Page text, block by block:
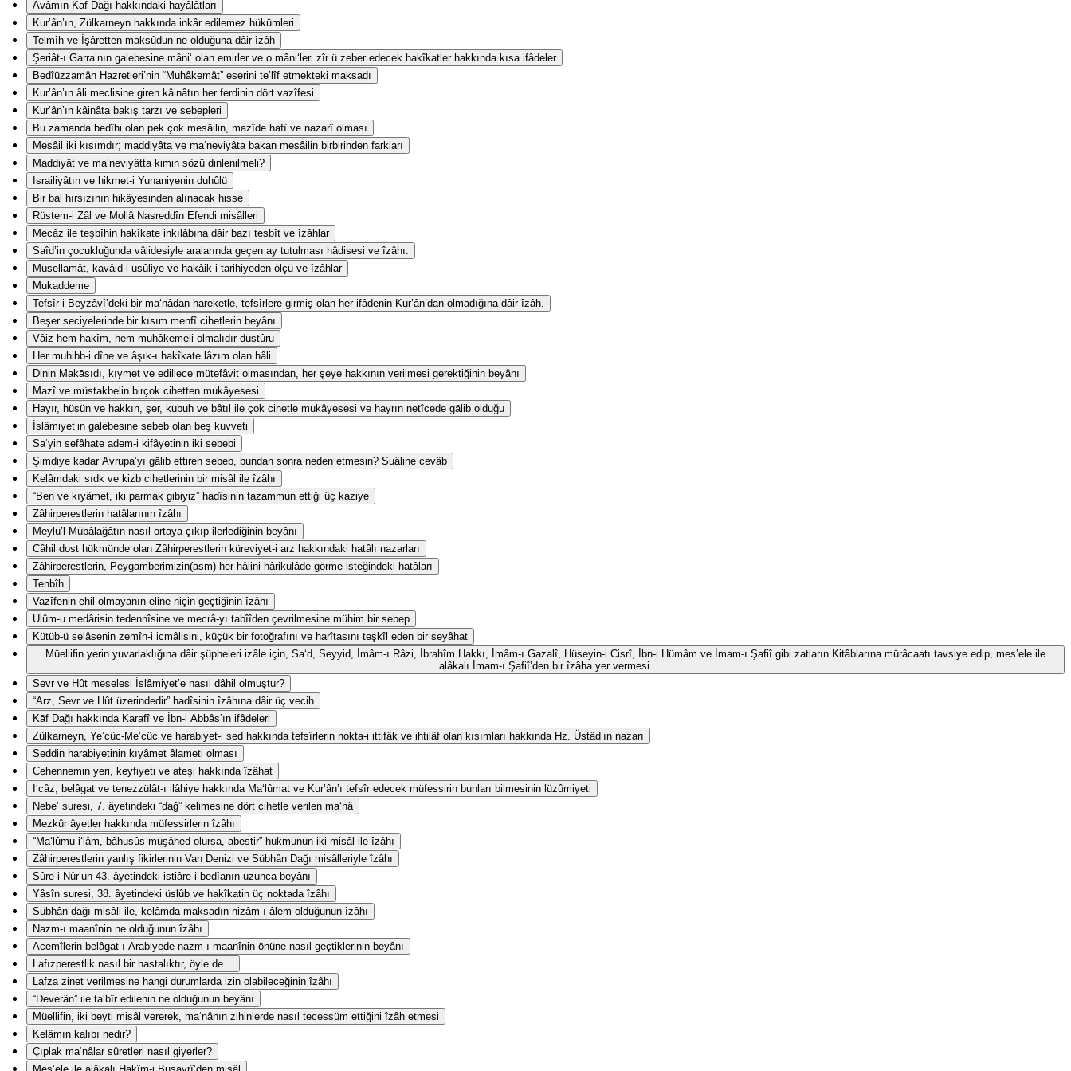
Avâmın Kāf Dağı hakkındaki hayâlâtları
Kur’ân’ın, Zülkarneyn hakkında inkâr edilemez hükümleri
Telmîh ve İşâretten maksûdun ne olduğuna dâir îzâh
Şeriât-ı Garra’nın galebesine mâni‘ olan emirler ve o mâni‘leri zîr ü zeber edecek hakîkatler hakkında kısa ifâdeler
Bedîüzzamân Hazretleri’nin “Muhâkemât” eserini te’lîf etmekteki maksadı
Kur’ân’ın âli meclisine giren kâinâtın her ferdinin dört vazîfesi
Kur’ân’ın kâinâta bakış tarzı ve sebepleri
Bu zamanda bedîhi olan pek çok mesâilin, mazîde hafî ve nazarî olması
Mesâil iki kısımdır; maddiyâta ve ma‘neviyâta bakan mesâilin birbirinden farkları
Maddiyât ve ma‘neviyâtta kimin sözü dinlenilmeli?
İsrailiyâtın ve hikmet-i Yunaniyenin duhûlü
Bir bal hırsızının hikâyesinden alınacak hisse
Rüstem-i Zâl ve Mollâ Nasreddîn Efendi misâlleri
Mecâz ile teşbîhin hakîkate inkılâbına dâir bazı tesbît ve îzâhlar
Saîd’in çocukluğunda vâlidesiyle aralarında geçen ay tutulması hâdisesi ve îzâhı.
Müsellamât, kavâid-i usûliye ve hakâik-i tarihiyeden ölçü ve îzâhlar
Mukaddeme
Tefsîr-i Beyzâvî’deki bir ma‘nâdan hareketle, tefsîrlere girmiş olan her ifâdenin Kur’ân’dan olmadığına dâir îzâh.
Beşer seciyelerinde bir kısım menfî cihetlerin beyânı
Vâiz hem hakîm, hem muhâkemeli olmalıdır düstûru
Her muhibb-i dîne ve âşık-ı hakîkate lâzım olan hâli
Dinin Makāsıdı, kıymet ve edillece mütefâvit olmasından, her şeye hakkının verilmesi gerektiğinin beyânı
Mazî ve müstakbelin birçok cihetten mukâyesesi
Hayır, hüsün ve hakkın, şer, kubuh ve bâtıl ile çok cihetle mukâyesesi ve hayrın netîcede gālib olduğu
İslâmiyet’in galebesine sebeb olan beş kuvveti
Sa‘yin sefâhate adem-i kifâyetinin iki sebebi
Şimdiye kadar Avrupa’yı gālib ettiren sebeb, bundan sonra neden etmesin? Suâline cevâb
Kelâmdaki sıdk ve kizb cihetlerinin bir misâl ile îzâhı
“Ben ve kıyâmet, iki parmak gibiyiz” hadîsinin tazammun ettiği üç kaziye
Zâhirperestlerin hatâlarının îzâhı
Meylü’l-Mübâlağâtın nasıl ortaya çıkıp ilerlediğinin beyânı
Câhil dost hükmünde olan Zâhirperestlerin küreviyet-i arz hakkındaki hatâlı nazarları
Zâhirperestlerin, Peygamberimizin(asm) her hâlini hârikulâde görme isteğindeki hatâları
Tenbîh
Vazîfenin ehil olmayanın eline niçin geçtiğinin îzâhı
Ulûm-u medârisin tedennîsine ve mecrâ-yı tabîîden çevrilmesine mühim bir sebep
Kütüb-ü selâsenin zemîn-i icmâlisini, küçük bir fotoğrafını ve harîtasını teşkîl eden bir seyâhat
Müellifin yerin yuvarlaklığına dâir şüpheleri izâle için, Sa‘d, Seyyid, İmâm-ı Râzi, İbrahîm Hakkı, İmâm-ı Gazalî, Hüseyin-i Cisrî, İbn-i Hümâm ve İmam-ı Şafiî gibi zatların Kitâblarına mürâcaatı tavsiye edip, mes’ele ile
alâkalı İmam-ı Şafiî’den bir îzâha yer vermesi.
Sevr ve Hût meselesi İslâmiyet’e nasıl dâhil olmuştur?
“Arz, Sevr ve Hût üzerindedir” hadîsinin îzâhına dâir üç vecih
Kāf Dağı hakkında Karafî ve İbn-i Abbâs’ın ifâdeleri
Zülkarneyn, Ye’cüc-Me’cüc ve harabiyet-i sed hakkında tefsîrlerin nokta-i ittifâk ve ihtilâf olan kısımları hakkında Hz. Üstâd’ın nazarı
Seddin harabiyetinin kıyâmet âlameti olması
Cehennemin yeri, keyfiyeti ve ateşi hakkında îzâhat
İ‘câz, belâgat ve tenezzülât-ı ilâhiye hakkında Ma‘lûmat ve Kur’ân’ı tefsîr edecek müfessirin bunları bilmesinin lüzûmiyeti
Nebe’ suresi, 7. âyetindeki “dağ” kelimesine dört cihetle verilen ma‘nâ
Mezkûr âyetler hakkında müfessirlerin îzâhı
“Ma‘lûmu i‘lâm, bâhusûs müşâhed olursa, abestir” hükmünün iki misâl ile îzâhı
Zâhirperestlerin yanlış fikirlerinin Van Denizi ve Sübhân Dağı misâlleriyle îzâhı
Sûre-i Nûr’un 43. âyetindeki istiâre-i bedîanın uzunca beyânı
Yâsîn suresi, 38. âyetindeki üslûb ve hakîkatin üç noktada îzâhı
Sübhân dağı misâli ile, kelâmda maksadın nizâm-ı âlem olduğunun îzâhı
Nazm-ı maanînin ne olduğunun îzâhı
Acemîlerin belâgat-ı Arabiyede nazm-ı maanînin önüne nasıl geçtiklerinin beyânı
Lafızperestlik nasıl bir hastalıktır, öyle de…
Lafza zinet verilmesine hangi durumlarda izin olabileceğinin îzâhı
“Deverân” ile ta‘bîr edilenin ne olduğunun beyânı
Müellifin, iki beyti misâl vererek, ma‘nânın zihinlerde nasıl tecessüm ettiğini îzâh etmesi
Kelâmın kalıbı nedir?
Çıplak ma‘nâlar sûretleri nasıl giyerler?